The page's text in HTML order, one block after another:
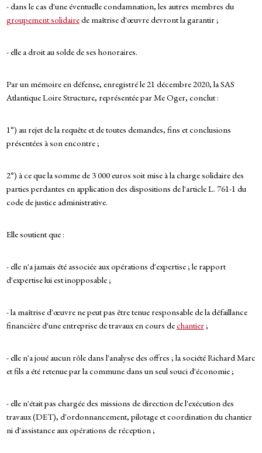
- dans le cas d'une éventuelle condamnation, les autres membres du
groupement solidairede maîtrise d'œuvre devront la garantir ;
- elle a droit au solde de ses honoraires.
Par un mémoire en défense, enregistré le 21 décembre 2020, la SAS
Atlantique Loire Structure, représentée par Me Oger, conclut :
1°) au rejet de la requête et de toutes demandes, fins et conclusions
présentées à son encontre ;
2°) à ce que la somme de 3 000 euros soit mise à la charge solidaire des
parties perdantes en application des dispositions de l'article L. 761-1 du
code de justice administrative.
Elle soutient que :
- elle n'a jamais été associée aux opérations d'expertise ; le rapport
d'expertise lui est inopposable ;
- la maîtrise d'œuvre ne peut pas être tenue responsable de la défaillance
financière d'une entreprise de travaux en cours dechantier;
- elle n'a joué aucun rôle dans l'analyse des offres ; la société Richard Marc
et fils a été retenue par la commune dans un seul souci d'économie ;
- elle n'était pas chargée des missions de direction de l'exécution des
travaux (DET), d'ordonnancement, pilotage et coordination du chantier
ni d'assistance aux opérations de réception ;